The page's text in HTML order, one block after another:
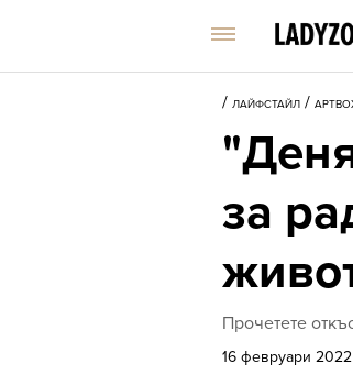
/ ЛАЙФСТАЙЛ /
за
Прочетете
16 февруари 2022